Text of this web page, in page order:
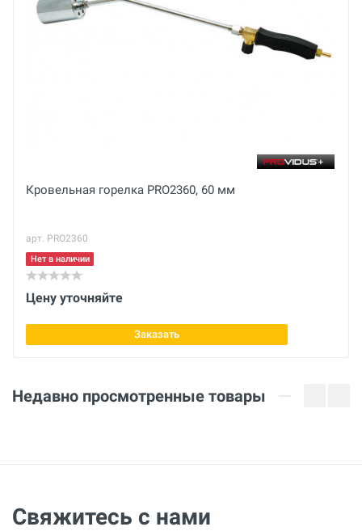
МодельИнструкция по эксплуатации
Ваше сообщение
Кровельная горелка PRO2360, 60 мм
арт. PRO2360
Нет в наличии
Цену уточняйте
Заказать
Недавно просмотренные товары
Свяжитесь с нами